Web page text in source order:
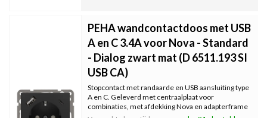
PEHA wandcontactdoos met USB
A en C 3.4A voor Nova - Standard
- Dialog zwart mat (D 6511.193 SI
USB CA)
Stopcontact met randaarde en USB aansluiting type
A en C. Geleverd met centraalplaat voor
combinaties, met afdekking Nova en adapterframe
voor Standard en Dialog. Kleur: zwart mat.